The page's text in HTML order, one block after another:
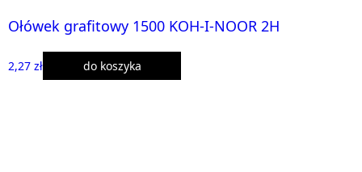
Ołówek grafitowy 1500 KOH-I-NOOR 2H
2,27 zł do koszyka